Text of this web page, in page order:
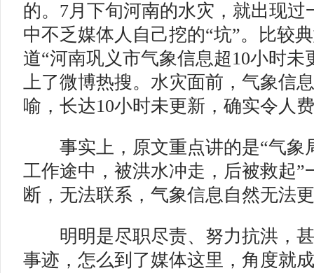
的。7月下旬河南的水灾，就出现过
中不乏媒体人自己挖的“坑”。比较
道“河南巩义市气象信息超10小时未
上了微博热搜。水灾面前，气象信
喻，长达10小时未更新，确实令人
事实上，原文重点讲的是“气象
工作途中，被洪水冲走，后被救起”
断，无法联系，气象信息自然无法
明明是尽职尽责、努力抗洪，甚
事迹，怎么到了媒体这里，角度就